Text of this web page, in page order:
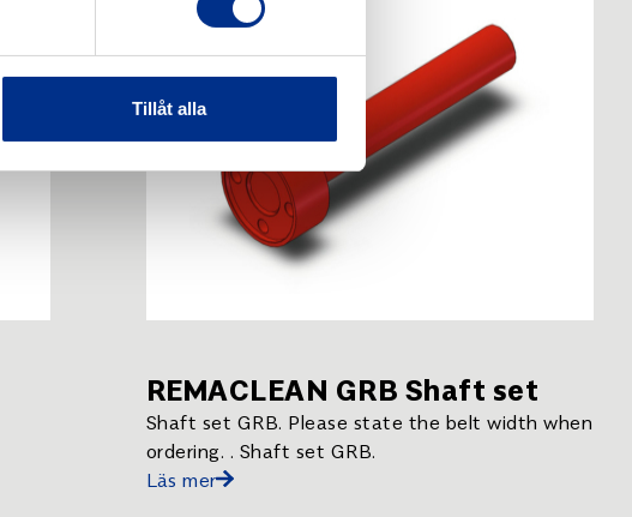
Tillåt alla
REMACLEAN GRB Shaft set
Shaft set GRB. Please state the belt width when
ordering. . Shaft set GRB.
Läs mer